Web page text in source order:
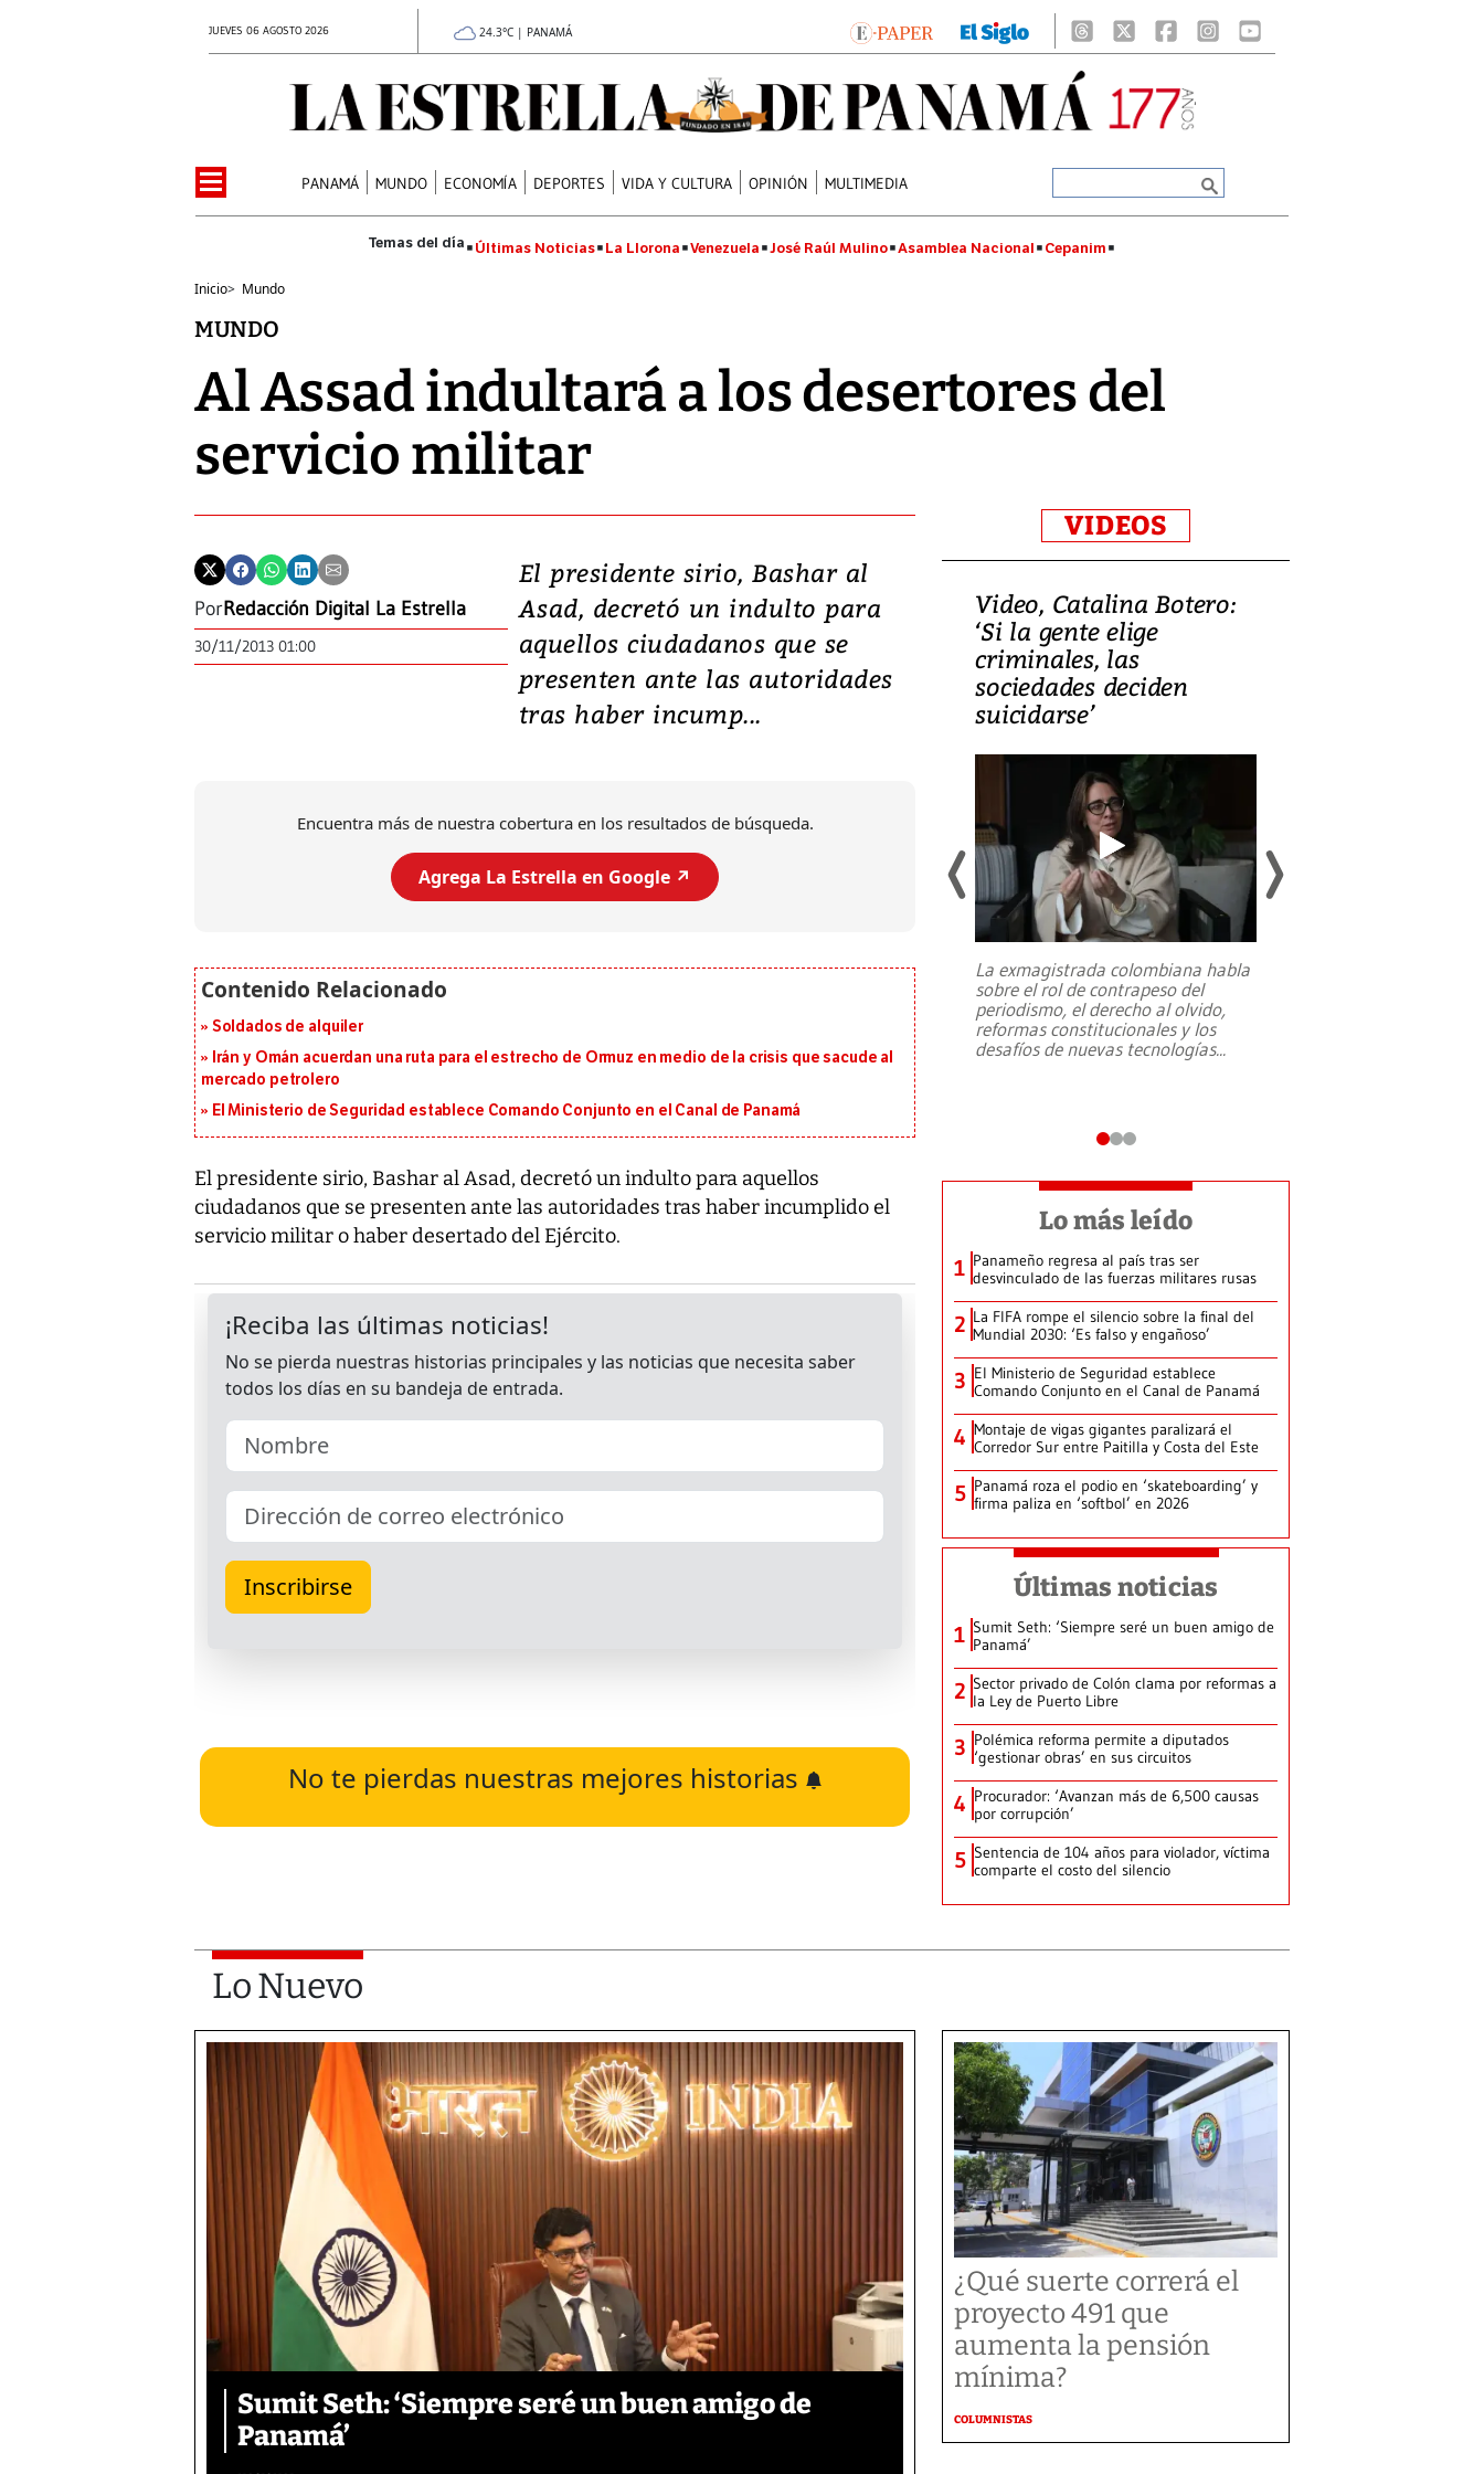
JUEVES 06 AGOSTO 2026 24.3°C | PANAMÁ
PANAMÁ MUNDO ECONOMÍA DEPORTES VIDA Y CULTURA OPINIÓN MULTIMEDIA
Últimas Noticias La Llorona Venezuela José Raúl Mulino Asamblea Nacional Cepanim
Inicio> Mundo
MUNDO
Al Assad indultará a los desertores del
servicio militar
PorRedacción Digital La Estrella
30/11/2013 01:00
El presidente sirio, Bashar al
Asad, decretó un indulto para
aquellos ciudadanos que se
presenten ante las autoridades
tras haber incump...
Encuentra más de nuestra cobertura en los resultados de búsqueda.
Agrega La Estrella en Google ↗️
Soldados de alquiler
Irán y Omán acuerdan una ruta para el estrecho de Ormuz en medio de la crisis que sacude al
mercado petrolero
El Ministerio de Seguridad establece Comando Conjunto en el Canal de Panamá
El presidente sirio, Bashar al Asad, decretó un indulto para aquellos
ciudadanos que se presenten ante las autoridades tras haber incumplido el
servicio militar o haber desertado del Ejército.
No te pierdas nuestras mejores historias
VIDEOS
Video, Japón: Terremoto
deja heridos y graves
daños en Kumamoto
al sur de Japón, provocando una
Video, Catalina Botero:
‘Si la gente elige
criminales, las
sociedades deciden
suicidarse’
La exmagistrada colombiana habla
sobre el rol de contrapeso del
periodismo, el derecho al olvido,
reformas constitucionales y los
desafíos de nuevas tecnologías...
Lo más leído
1 Panameño regresa al país tras ser
desvinculado de las fuerzas militares rusas
2 La FIFA rompe el silencio sobre la final del
Mundial 2030: ‘Es falso y engañoso’
3 El Ministerio de Seguridad establece
Comando Conjunto en el Canal de Panamá
4 Montaje de vigas gigantes paralizará el
Corredor Sur entre Paitilla y Costa del Este
5 Panamá roza el podio en ‘skateboarding’ y
firma paliza en ‘softbol’ en 2026
Últimas noticias
1 Sumit Seth: ‘Siempre seré un buen amigo de
Panamá’
2 Sector privado de Colón clama por reformas a
la Ley de Puerto Libre
3 Polémica reforma permite a diputados
‘gestionar obras’ en sus circuitos
4 Procurador: ‘Avanzan más de 6,500 causas
por corrupción’
5 Sentencia de 104 años para violador, víctima
comparte el costo del silencio
Lo Nuevo
Sumit Seth: ‘Siempre seré un buen amigo de
Panamá’
¿Qué suerte correrá el
proyecto 491 que
aumenta la pensión
mínima?
COLUMNISTAS